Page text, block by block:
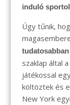
induló
Úgy tűnik,
szaklap által
játékossal
költöztek és
New York